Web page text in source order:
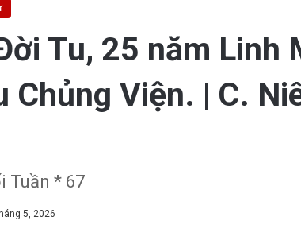
Tu, 25 năm Linh
Chủng Viện. | C.
Tuần * 67
5, 2026